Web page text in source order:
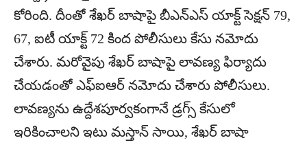
కోరింది. దీంతో శేఖర్‌ బాషాపై బీఎన్‌ఎస్‌ యాక్ట్‌ సెక్షన్‌ 79,
67, ఐటీ యాక్ట్‌ 72 కింద పోలీసులు కేసు నమోదు
చేశారు. మరోవైపు శేఖర్‌ బాషాపై లావణ్య ఫిర్యాదు
చేయడంతో ఎఫ్‌ఐఆర్‌ నమోదు చేశారు పోలీసులు.
లావణ్యను ఉద్దేశపూర్వకంగానే డ్రగ్స్‌ కేసులో
ఇరికించాలని ఇటు మస్తాన్‌ సాయి, శేఖర్‌ బాషా